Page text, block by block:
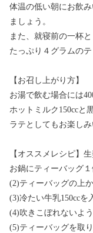
体温の低い朝にお飲
ましょう。
また、就寝前の一杯と
たっぷり４グラムのテ
【お召し上がり方】
お湯で飲む場合には
ホットミルク150ccと
ラテとしてもお楽しみ
【オススメレシピ】
お鍋にティーバッグ
(2)ティーバッグの上
(3)冷たい牛乳150ccを
(4)吹きこぼれないよ
(5)ティーバッグを取